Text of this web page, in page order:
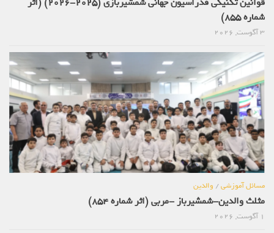
شماره 855)
مسائل آموزشی/والدین
مثلث والدین-شمشیرباز -مربی (اثر شماره 854)